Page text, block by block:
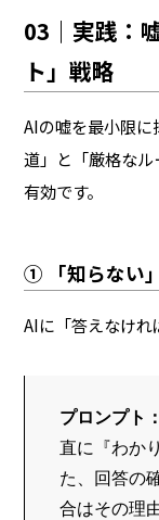
03｜実践：
ト」戦略
AIの嘘を最小限
道」と「厳格な
有効です。
① 「知らない
AIに「答えなけれ
プロンプト：
直に『わか
た、回答の
合はその理